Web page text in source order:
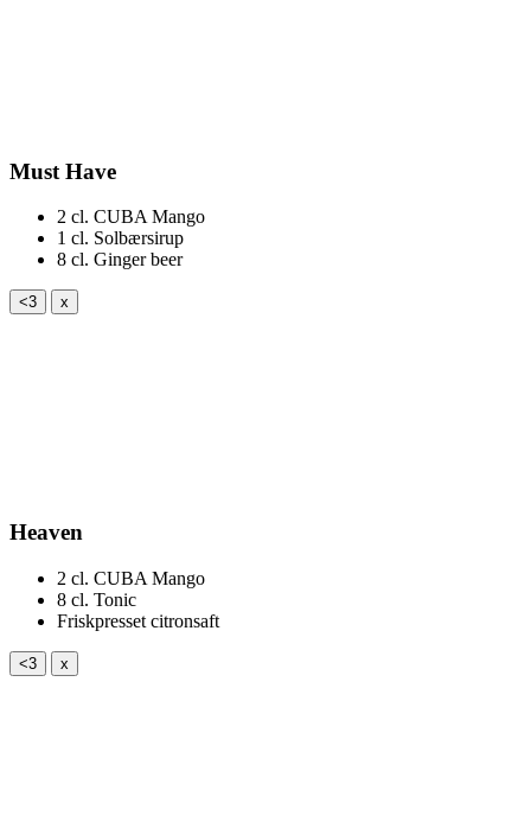
Must Have
2 cl. CUBA Mango
1 cl. Solbærsirup
8 cl. Ginger beer
<3 x
Heaven
2 cl. CUBA Mango
8 cl. Tonic
Friskpresset citronsaft
<3 x